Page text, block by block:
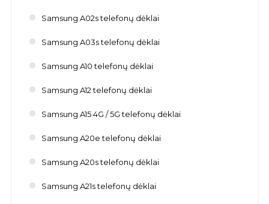
Samsung A02s telefonų dėklai
Samsung A03s telefonų dėklai
Samsung A10 telefonų dėklai
Samsung A12 telefonų dėklai
Samsung A15 4G / 5G telefonų dėklai
Samsung A20e telefonų dėklai
Samsung A20s telefonų dėklai
Samsung A21s telefonų dėklai